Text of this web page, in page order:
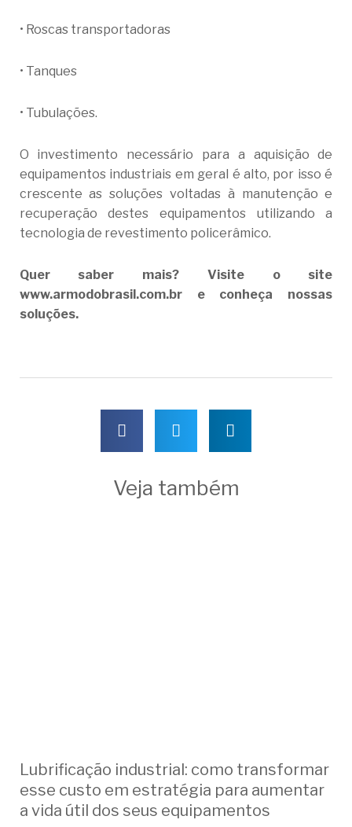
• Roscas transportadoras
• Tanques
• Tubulações.
O investimento necessário para a aquisição de
equipamentos industriais em geral é alto, por isso é
crescente as soluções voltadas à manutenção e
recuperação destes equipamentos utilizando a
tecnologia de revestimento policerâmico.
Quer saber mais? Visite o site
www.armodobrasil.com.br e conheça nossas
soluções.
Veja também
Lubrificação industrial: como transformar
esse custo em estratégia para aumentar
a vida útil dos seus equipamentos